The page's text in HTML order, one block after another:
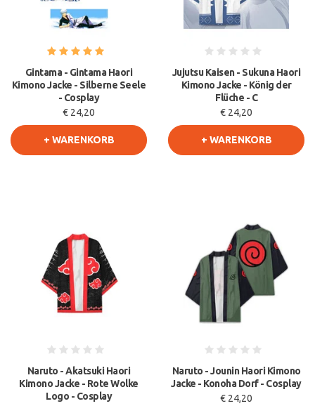
Gintama - Gintama Haori
Kimono Jacke - Silberne Seele
- Cosplay
€ 24,20
+ WARENKORB
Jujutsu Kaisen - Sukuna Haori
Kimono Jacke - König der
Flüche - C
€ 24,20
+ WARENKORB
Naruto - Akatsuki Haori
Kimono Jacke - Rote Wolke
Logo - Cosplay
Naruto - Jounin Haori Kimono
Jacke - Konoha Dorf - Cosplay
€ 24,20